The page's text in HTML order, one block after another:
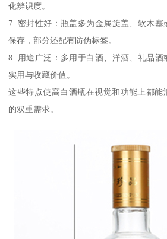
化辨识度。
7. 密封性好：瓶盖多为金属旋盖、软木
保存，部分还配有防伪标签。
8. 用途广泛：多用于白酒、洋酒、礼品
实用与收藏价值。
这些特点使高白酒瓶在视觉和功能上都能
的双重需求。